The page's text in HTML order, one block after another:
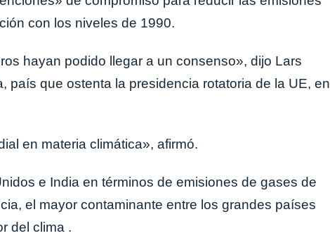
con los niveles de 1990.
hayan podido llegar a un consenso», dijo Lars
país que ostenta la presidencia rotatoria de la UE, en
en materia climática», afirmó.
e India en términos de emisiones de gases de
el mayor contaminante entre los grandes países
del clima .